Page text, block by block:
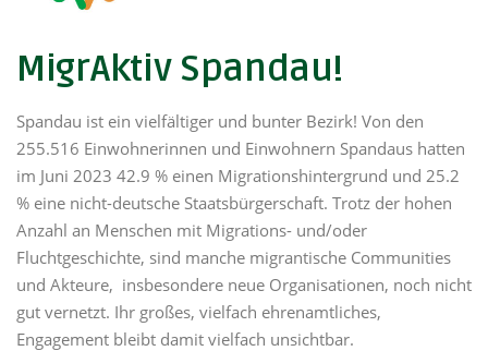
MigrAktiv Spandau!
Spandau ist ein vielfältiger und bunter Bezirk! Von den
255.516 Einwohnerinnen und Einwohnern Spandaus hatten
im Juni 2023 42.9 % einen Migrationshintergrund und 25.2
% eine nicht-deutsche Staatsbürgerschaft. Trotz der hohen
Anzahl an Menschen mit Migrations- und/oder
Fluchtgeschichte, sind manche migrantische Communities
und Akteure, insbesondere neue Organisationen, noch nicht
gut vernetzt. Ihr großes, vielfach ehrenamtliches,
Engagement bleibt damit vielfach unsichtbar.